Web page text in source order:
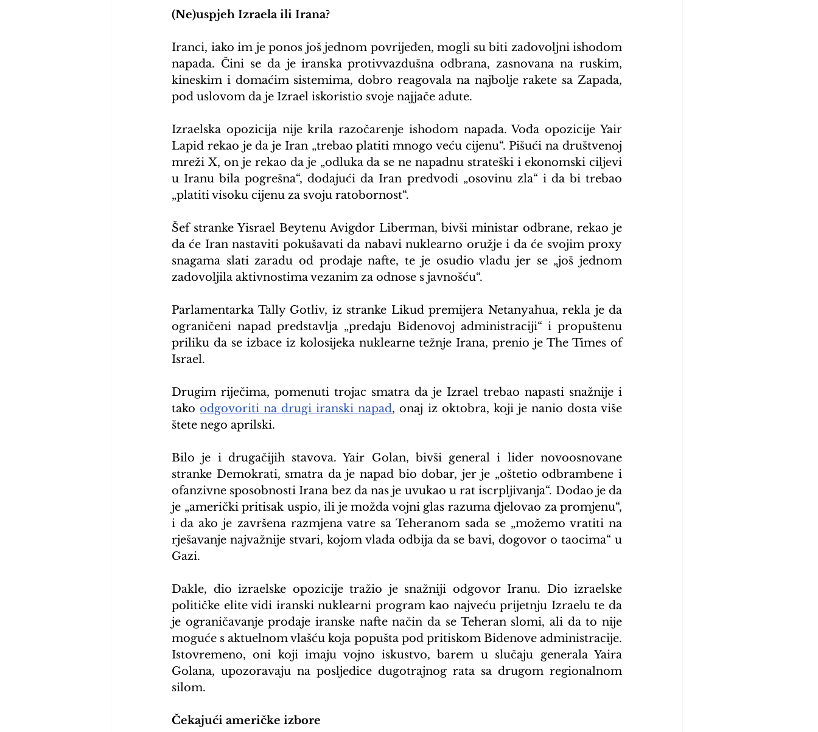
(Ne)uspjeh Izraela ili Irana?
Iranci, iako im je ponos još jednom povrijeđen, mogli su biti zadovoljni ishodom
napada. Čini se da je iranska protivvazdušna odbrana, zasnovana na ruskim,
kineskim i domaćim sistemima, dobro reagovala na najbolje rakete sa Zapada,
pod uslovom da je Izrael iskoristio svoje najjače adute.
Izraelska opozicija nije krila razočarenje ishodom napada. Vođa opozicije Yair
Lapid rekao je da je Iran „trebao platiti mnogo veću cijenu“. Pišući na društvenoj
mreži X, on je rekao da je „odluka da se ne napadnu strateški i ekonomski ciljevi
u Iranu bila pogrešna“, dodajući da Iran predvodi „osovinu zla“ i da bi trebao
„platiti visoku cijenu za svoju ratobornost“.
Šef stranke Yisrael Beytenu Avigdor Liberman, bivši ministar odbrane, rekao je
da će Iran nastaviti pokušavati da nabavi nuklearno oružje i da će svojim proxy
snagama slati zaradu od prodaje nafte, te je osudio vladu jer se „još jednom
zadovoljila aktivnostima vezanim za odnose s javnošću“.
Parlamentarka Tally Gotliv, iz stranke Likud premijera Netanyahua, rekla je da
ograničeni napad predstavlja „predaju Bidenovoj administraciji“ i propuštenu
priliku da se izbace iz kolosijeka nuklearne težnje Irana, prenio je The Times of
Israel.
Drugim riječima, pomenuti trojac smatra da je Izrael trebao napasti snažnije i
tako odgovoriti na drugi iranski napad, onaj iz oktobra, koji je nanio dosta više
štete nego aprilski.
Bilo je i drugačijih stavova. Yair Golan, bivši general i lider novoosnovane
stranke Demokrati, smatra da je napad bio dobar, jer je „oštetio odbrambene i
ofanzivne sposobnosti Irana bez da nas je uvukao u rat iscrpljivanja“. Dodao je da
je „američki pritisak uspio, ili je možda vojni glas razuma djelovao za promjenu“,
i da ako je završena razmjena vatre sa Teheranom sada se „možemo vratiti na
rješavanje najvažnije stvari, kojom vlada odbija da se bavi, dogovor o taocima“ u
Gazi.
Dakle, dio izraelske opozicije tražio je snažniji odgovor Iranu. Dio izraelske
političke elite vidi iranski nuklearni program kao najveću prijetnju Izraelu te da
je ograničavanje prodaje iranske nafte način da se Teheran slomi, ali da to nije
moguće s aktuelnom vlašću koja popušta pod pritiskom Bidenove administracije.
Istovremeno, oni koji imaju vojno iskustvo, barem u slučaju generala Yaira
Golana, upozoravaju na posljedice dugotrajnog rata sa drugom regionalnom
silom.
Čekajući američke izbore